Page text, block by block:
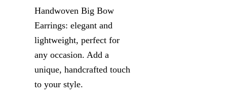
Handwoven Big Bow
Earrings: elegant and
lightweight, perfect for
any occasion. Add a
unique, handcrafted touch
to your style.